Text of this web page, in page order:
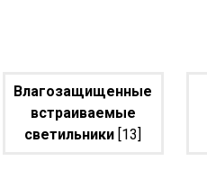
Влагозащищенные
встраиваемые
светильники [13]